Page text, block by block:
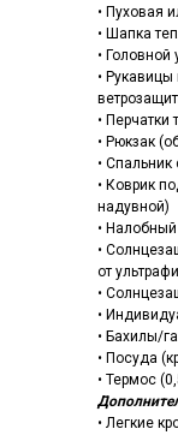
• Пуховая
• Шапка
•
•
•
• Рюкзак
• Спальник
• Коврик
надувной)
•
•
от
•
•
• Бахилы/
• Посуда
• Термос
• Легкие